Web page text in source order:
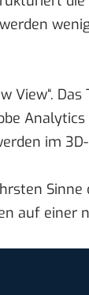
View“. Das
im
Sinne
auf einer